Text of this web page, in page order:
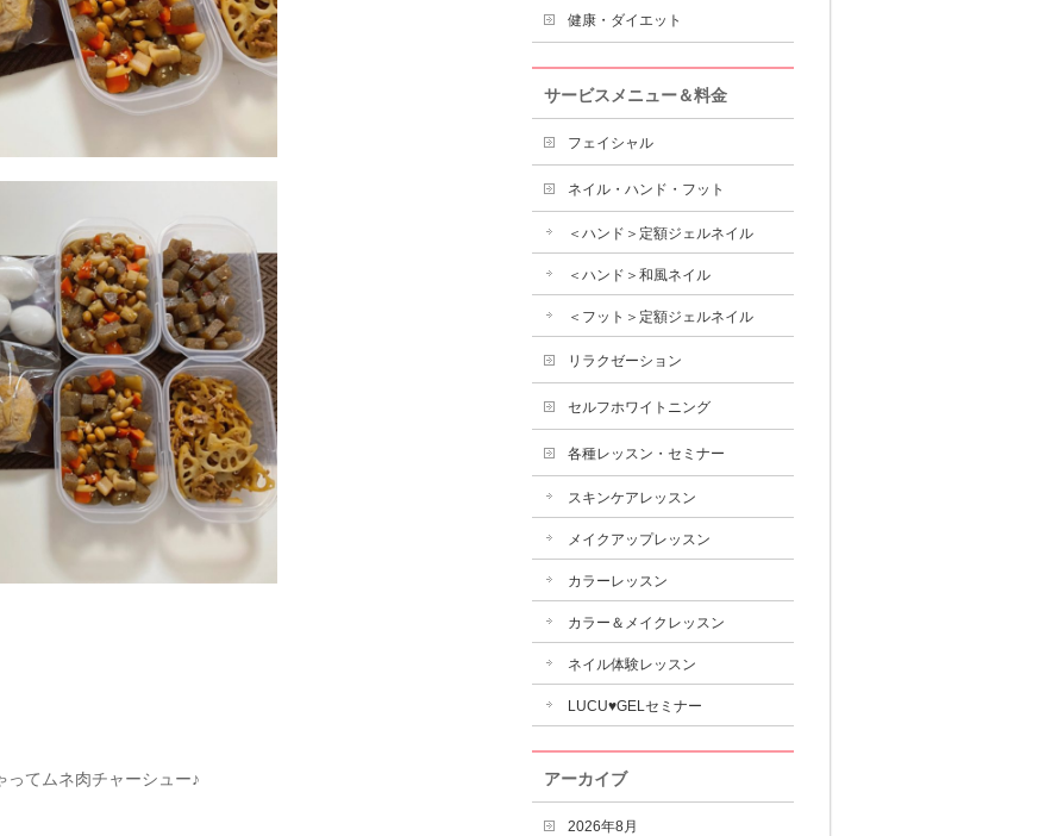
ってムネ肉チャーシュー♪
健康・ダイエット
サービスメニュー＆料金
フェイシャル
ネイル・ハンド・フット
＜ハンド＞定額ジェルネイル
＜ハンド＞和風ネイル
＜フット＞定額ジェルネイル
リラクゼーション
セルフホワイトニング
各種レッスン・セミナー
スキンケアレッスン
メイクアップレッスン
カラーレッスン
カラー＆メイクレッスン
ネイル体験レッスン
LUCU♥GELセミナー
アーカイブ
2026年8月